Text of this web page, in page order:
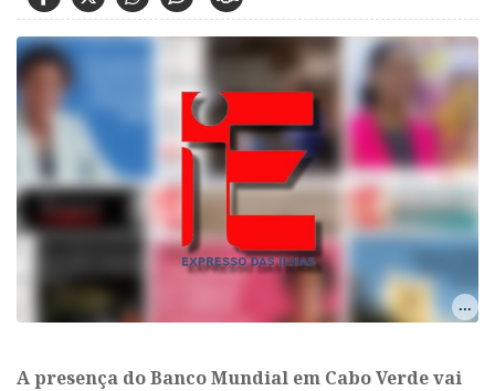
A presença do Banco Mundial em Cabo Verde vai